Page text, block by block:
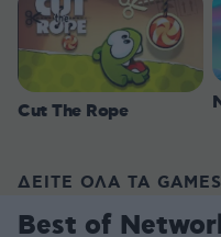
Cut The Rope
ΔΕΙΤΕ ΟΛΑ ΤΑ GAMES
Best of